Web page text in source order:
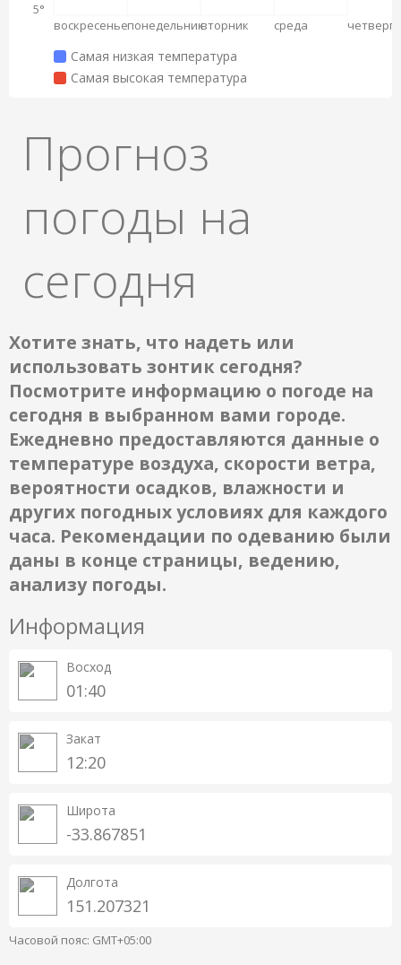
воскресеньепонедельниквторник среда четверг
5°
Самая низкая температура
Самая высокая температура
Прогноз
погоды на
сегодня
Хотите знать, что надеть или
использовать зонтик сегодня?
Посмотрите информацию о погоде на
сегодня в выбранном вами городе.
Ежедневно предоставляются данные о
температуре воздуха, скорости ветра,
вероятности осадков, влажности и
других погодных условиях для каждого
часа. Рекомендации по одеванию были
даны в конце страницы, ведению,
анализу погоды.
Информация
Восход
01:40
Закат
12:20
Широта
-33.867851
Долгота
151.207321
Часовой пояс: GMT+05:00